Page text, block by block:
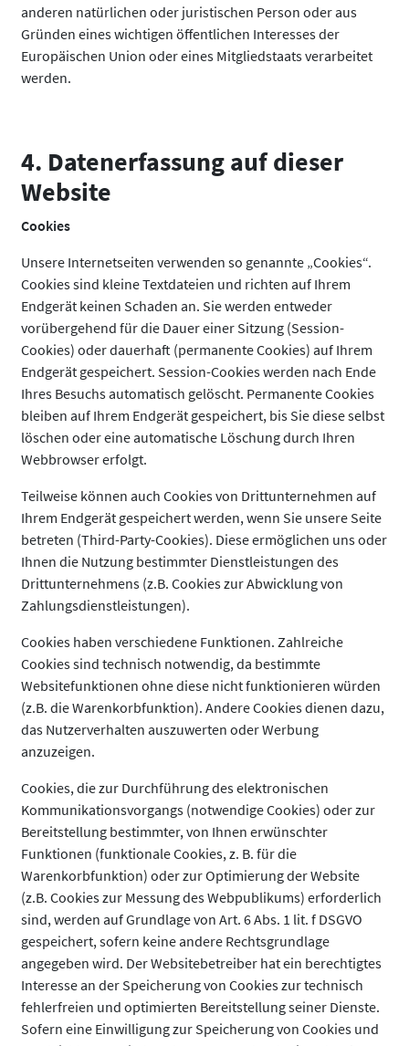
anderen natürlichen oder juristischen Person oder aus
Gründen eines wichtigen öffentlichen Interesses der
Europäischen Union oder eines Mitgliedstaats verarbeitet
werden.
4. Datenerfassung auf dieser
Website
Cookies
Unsere Internetseiten verwenden so genannte „Cookies“.
Cookies sind kleine Textdateien und richten auf Ihrem
Endgerät keinen Schaden an. Sie werden entweder
vorübergehend für die Dauer einer Sitzung (Session-
Cookies) oder dauerhaft (permanente Cookies) auf Ihrem
Endgerät gespeichert. Session-Cookies werden nach Ende
Ihres Besuchs automatisch gelöscht. Permanente Cookies
bleiben auf Ihrem Endgerät gespeichert, bis Sie diese selbst
löschen oder eine automatische Löschung durch Ihren
Webbrowser erfolgt.
Teilweise können auch Cookies von Drittunternehmen auf
Ihrem Endgerät gespeichert werden, wenn Sie unsere Seite
betreten (Third-Party-Cookies). Diese ermöglichen uns oder
Ihnen die Nutzung bestimmter Dienstleistungen des
Drittunternehmens (z.B. Cookies zur Abwicklung von
Zahlungsdienstleistungen).
Cookies haben verschiedene Funktionen. Zahlreiche
Cookies sind technisch notwendig, da bestimmte
Websitefunktionen ohne diese nicht funktionieren würden
(z.B. die Warenkorbfunktion). Andere Cookies dienen dazu,
das Nutzerverhalten auszuwerten oder Werbung
anzuzeigen.
Cookies, die zur Durchführung des elektronischen
Kommunikationsvorgangs (notwendige Cookies) oder zur
Bereitstellung bestimmter, von Ihnen erwünschter
Funktionen (funktionale Cookies, z. B. für die
Warenkorbfunktion) oder zur Optimierung der Website
(z.B. Cookies zur Messung des Webpublikums) erforderlich
sind, werden auf Grundlage von Art. 6 Abs. 1 lit. f DSGVO
gespeichert, sofern keine andere Rechtsgrundlage
angegeben wird. Der Websitebetreiber hat ein berechtigtes
Interesse an der Speicherung von Cookies zur technisch
fehlerfreien und optimierten Bereitstellung seiner Dienste.
Sofern eine Einwilligung zur Speicherung von Cookies und